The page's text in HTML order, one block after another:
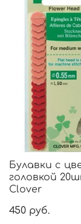
Булавки с
головкой
Clover
450 руб.